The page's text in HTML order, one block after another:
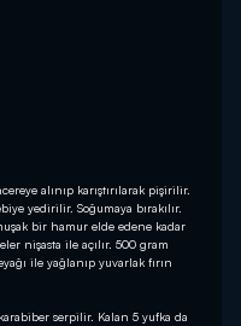
alınıp karıştırılarak pişirilir.
yedirilir. Soğumaya bırakılır.
bir hamur elde edene kadar
nişasta ile açılır. 500 gram
ile yağlanıp yuvarlak fırın
serpilir. Kalan 5 yufka da